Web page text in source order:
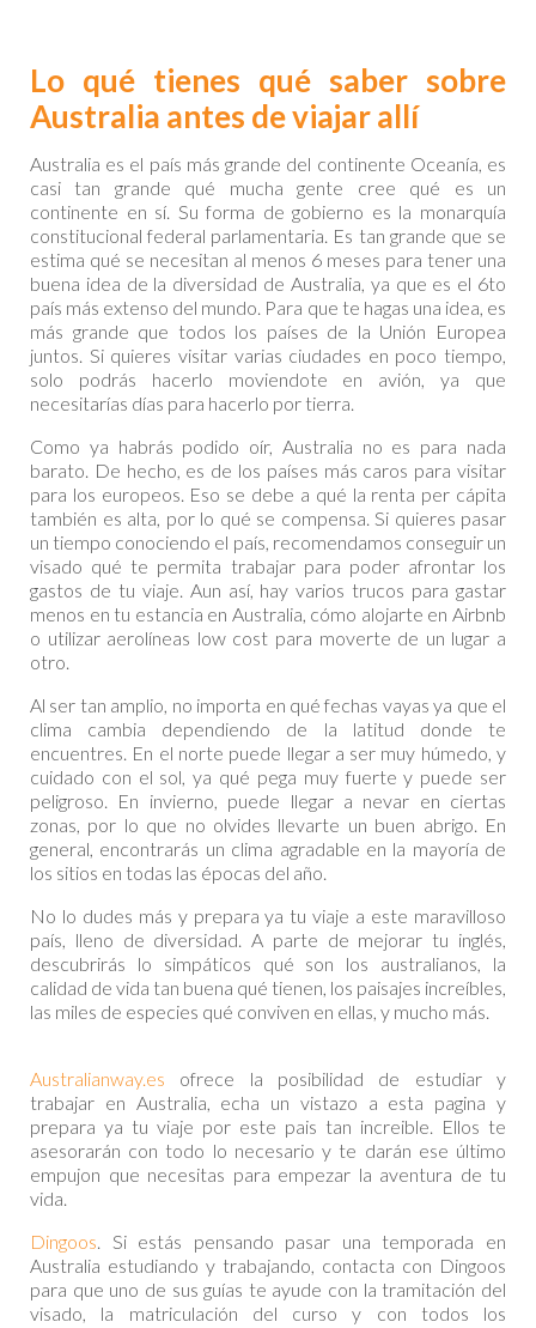
Lo qué tienes qué saber sobre
Australia antes de viajar allí
Australia es el país más grande del continente Oceanía, es
casi tan grande qué mucha gente cree qué es un
continente en sí. Su forma de gobierno es la monarquía
constitucional federal parlamentaria. Es tan grande que se
estima qué se necesitan al menos 6 meses para tener una
buena idea de la diversidad de Australia, ya que es el 6to
país más extenso del mundo. Para que te hagas una idea, es
más grande que todos los países de la Unión Europea
juntos. Si quieres visitar varias ciudades en poco tiempo,
solo podrás hacerlo moviendote en avión, ya que
necesitarías días para hacerlo por tierra.
Como ya habrás podido oír, Australia no es para nada
barato. De hecho, es de los países más caros para visitar
para los europeos. Eso se debe a qué la renta per cápita
también es alta, por lo qué se compensa. Si quieres pasar
un tiempo conociendo el país, recomendamos conseguir un
visado qué te permita trabajar para poder afrontar los
gastos de tu viaje. Aun así, hay varios trucos para gastar
menos en tu estancia en Australia, cómo alojarte en Airbnb
o utilizar aerolíneas low cost para moverte de un lugar a
otro.
Al ser tan amplio, no importa en qué fechas vayas ya que el
clima cambia dependiendo de la latitud donde te
encuentres. En el norte puede llegar a ser muy húmedo, y
cuidado con el sol, ya qué pega muy fuerte y puede ser
peligroso. En invierno, puede llegar a nevar en ciertas
zonas, por lo que no olvides llevarte un buen abrigo. En
general, encontrarás un clima agradable en la mayoría de
los sitios en todas las épocas del año.
No lo dudes más y prepara ya tu viaje a este maravilloso
país, lleno de diversidad. A parte de mejorar tu inglés,
descubrirás lo simpáticos qué son los australianos, la
calidad de vida tan buena qué tienen, los paisajes increíbles,
las miles de especies qué conviven en ellas, y mucho más.
Australianway.es ofrece la posibilidad de estudiar y
trabajar en Australia, echa un vistazo a esta pagina y
prepara ya tu viaje por este pais tan increible. Ellos te
asesorarán con todo lo necesario y te darán ese último
empujon que necesitas para empezar la aventura de tu
vida.
Dingoos. Si estás pensando pasar una temporada en
Australia estudiando y trabajando, contacta con Dingoos
para que uno de sus guías te ayude con la tramitación del
visado, la matriculación del curso y con todos los